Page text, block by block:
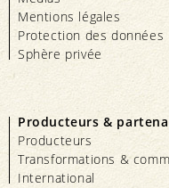
Mentions légales
Protection des données
Sphère privée
Producteurs &
Producteurs
Transformations &
International